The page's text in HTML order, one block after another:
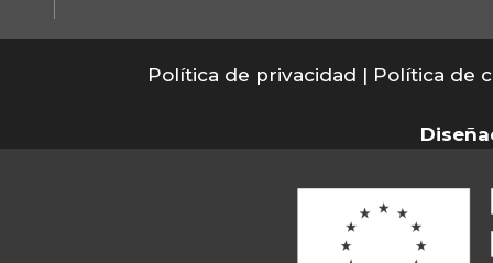
Política de privacidad | Política de